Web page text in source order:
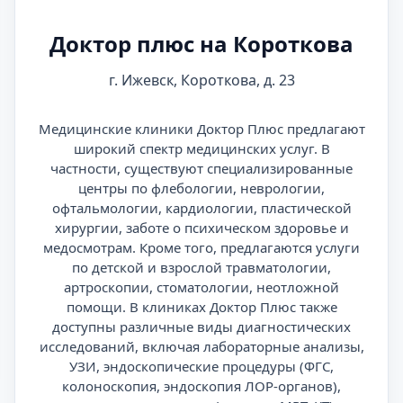
Доктор плюс на Короткова
г. Ижевск, Короткова, д. 23
Медицинские клиники Доктор Плюс предлагают
широкий спектр медицинских услуг. В
частности, существуют специализированные
центры по флебологии, неврологии,
офтальмологии, кардиологии, пластической
хирургии, заботе о психическом здоровье и
медосмотрам. Кроме того, предлагаются услуги
по детской и взрослой травматологии,
артроскопии, стоматологии, неотложной
помощи. В клиниках Доктор Плюс также
доступны различные виды диагностических
исследований, включая лабораторные анализы,
УЗИ, эндоскопические процедуры (ФГС,
колоноскопия, эндоскопия ЛОР-органов),